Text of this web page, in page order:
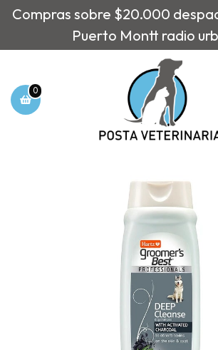
Compras sobre $20.000
Puerto Montt radio
0